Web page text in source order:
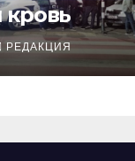
кровь
РЕДАКЦИЯ